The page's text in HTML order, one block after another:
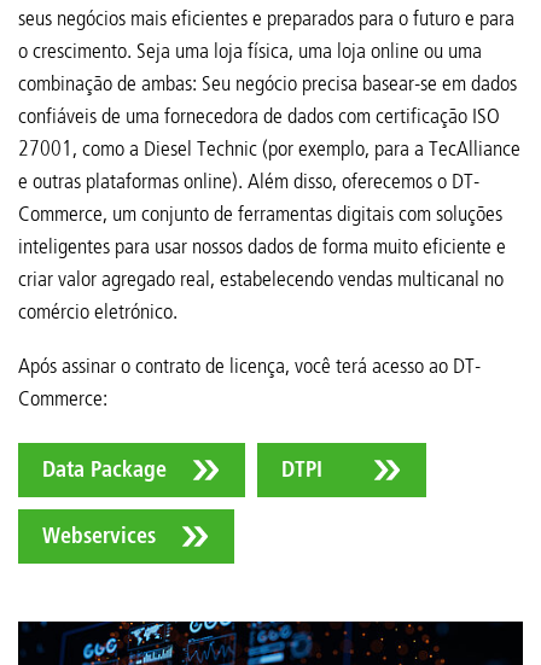
seus negócios mais eficientes e preparados para o futuro e para
o crescimento. Seja uma loja física, uma loja online ou uma
combinação de ambas: Seu negócio precisa basear-se em dados
confiáveis de uma fornecedora de dados com certificação ISO
27001, como a Diesel Technic (por exemplo, para a TecAlliance
e outras plataformas online). Além disso, oferecemos o DT-
Commerce, um conjunto de ferramentas digitais com soluções
inteligentes para usar nossos dados de forma muito eficiente e
criar valor agregado real, estabelecendo vendas multicanal no
comércio eletrónico.
Após assinar o contrato de licença, você terá acesso ao DT-
Commerce:
Data Package DTPI
Webservices